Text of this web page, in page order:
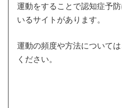
運動をすることで認知症予
いるサイトがあります。
運動の頻度や方法について
ください。